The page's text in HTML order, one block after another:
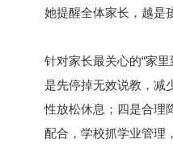
她提醒全体家长，越是
针对家长最关心的“家
是先停掉无效说教，减
性放松休息；四是合理
配合，学校抓学业管理